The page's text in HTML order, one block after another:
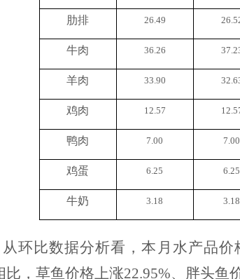
肋排 26.49
牛肉 36.26
羊肉 33.90
鸡肉 12.57
鸭肉 7.00 7.00
鸡蛋 6.25 6.25
牛奶 3.18 3.18
从环比数据分析看，本月水产品
比，草鱼价格上涨22.95%、胖头